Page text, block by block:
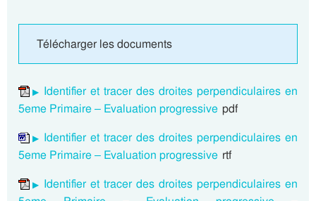
Télécharger les documents
Identifier et tracer des droites perpendiculaires en
5eme Primaire – Evaluation progressive pdf
Identifier et tracer des droites perpendiculaires en
5eme Primaire – Evaluation progressive rtf
Identifier et tracer des droites perpendiculaires en